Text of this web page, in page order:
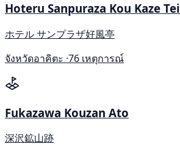
Hoteru Sanpuraza Kou Kaze Tei
ホテル サンプラザ好風亭
จังหวัดอาคิตะ ·76 เหตุการณ์
Fukazawa Kouzan Ato
深沢鉱山跡